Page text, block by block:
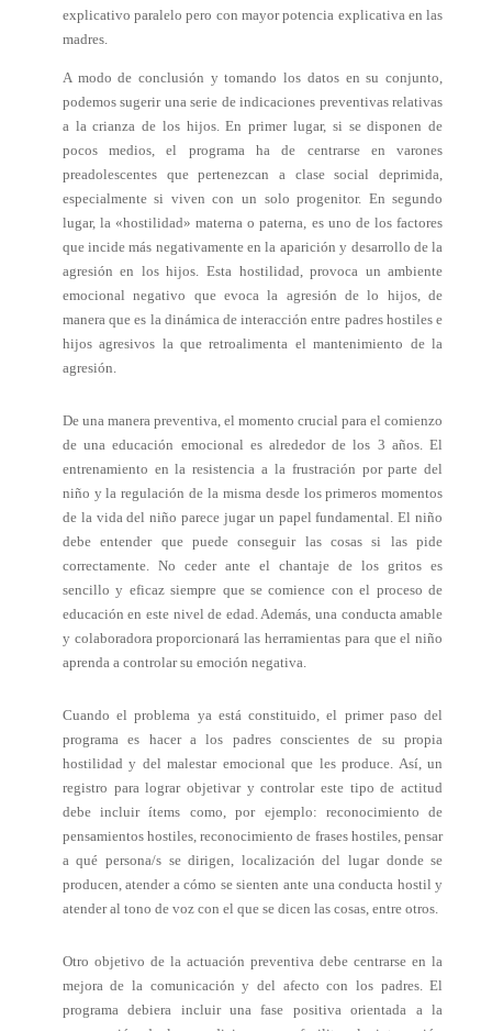
explicativo paralelo pero con mayor potencia explicativa en las
madres.
A modo de conclusión y tomando los datos en su conjunto,
podemos sugerir una serie de indicaciones preventivas relativas
a la crianza de los hijos. En primer lugar, si se disponen de
pocos medios, el programa ha de centrarse en varones
preadolescentes que pertenezcan a clase social deprimida,
especialmente si viven con un solo progenitor. En segundo
lugar, la «hostilidad» materna o paterna, es uno de los factores
que incide más negativamente en la aparición y desarrollo de la
agresión en los hijos. Esta hostilidad, provoca un ambiente
emocional negativo que evoca la agresión de lo hijos, de
manera que es la dinámica de interacción entre padres hostiles e
hijos agresivos la que retroalimenta el mantenimiento de la
agresión.
De una manera preventiva, el momento crucial para el comienzo
de una educación emocional es alrededor de los 3 años. El
entrenamiento en la resistencia a la frustración por parte del
niño y la regulación de la misma desde los primeros momentos
de la vida del niño parece jugar un papel fundamental. El niño
debe entender que puede conseguir las cosas si las pide
correctamente. No ceder ante el chantaje de los gritos es
sencillo y eficaz siempre que se comience con el proceso de
educación en este nivel de edad. Además, una conducta amable
y colaboradora proporcionará las herramientas para que el niño
aprenda a controlar su emoción negativa.
Cuando el problema ya está constituido, el primer paso del
programa es hacer a los padres conscientes de su propia
hostilidad y del malestar emocional que les produce. Así, un
registro para lograr objetivar y controlar este tipo de actitud
debe incluir ítems como, por ejemplo: reconocimiento de
pensamientos hostiles, reconocimiento de frases hostiles, pensar
a qué persona/s se dirigen, localización del lugar donde se
producen, atender a cómo se sienten ante una conducta hostil y
atender al tono de voz con el que se dicen las cosas, entre otros.
Otro objetivo de la actuación preventiva debe centrarse en la
mejora de la comunicación y del afecto con los padres. El
programa debiera incluir una fase positiva orientada a la